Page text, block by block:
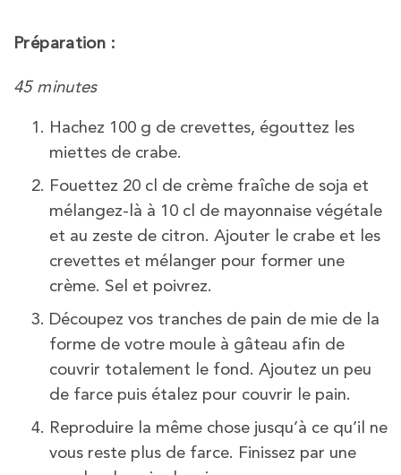
Préparation :
45 minutes
Hachez 100 g de crevettes, égouttez les
miettes de crabe.
Fouettez 20 cl de crème fraîche de soja et
mélangez-là à 10 cl de mayonnaise végétale
et au zeste de citron. Ajouter le crabe et les
crevettes et mélanger pour former une
crème. Sel et poivrez.
Découpez vos tranches de pain de mie de la
forme de votre moule à gâteau afin de
couvrir totalement le fond. Ajoutez un peu
de farce puis étalez pour couvrir le pain.
Reproduire la même chose jusqu’à ce qu’il ne
vous reste plus de farce. Finissez par une